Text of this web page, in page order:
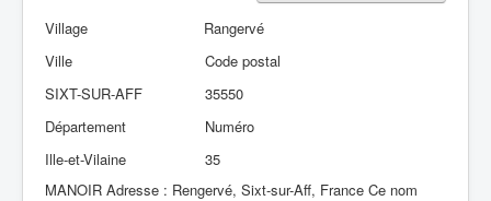
Aide
Contactez-nous
A propos
Village
Rangervé
Ville
SIXT-SUR-AFF
Code postal
35550
Département
Ille-et-Vilaine
Numéro
35
MANOIR Adresse : Rengervé, Sixt-sur-Aff, France Ce nom